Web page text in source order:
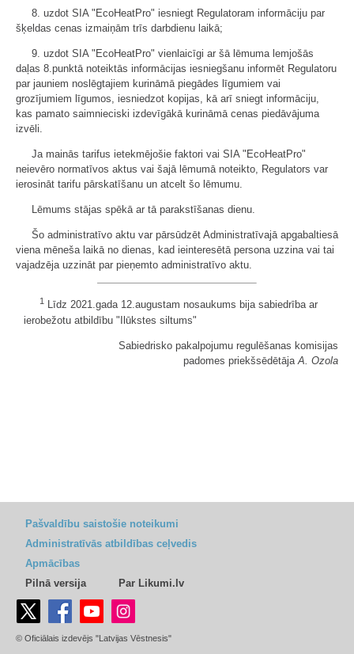
8. uzdot SIA "EcoHeatPro" iesniegt Regulatoram informāciju par
šķeldas cenas izmaiņām trīs darbdienu laikā;
9. uzdot SIA "EcoHeatPro" vienlaicīgi ar šā lēmuma lemjošās
daļas 8.punktā noteiktās informācijas iesniegšanu informēt Regulatoru
par jauniem noslēgtajiem kurināmā piegādes līgumiem vai
grozījumiem līgumos, iesniedzot kopijas, kā arī sniegt informāciju,
kas pamato saimnieciski izdevīgākā kurināmā cenas piedāvājuma
izvēli.
Ja mainās tarifus ietekmējošie faktori vai SIA "EcoHeatPro"
neievēro normatīvos aktus vai šajā lēmumā noteikto, Regulators var
ierosināt tarifu pārskatīšanu un atcelt šo lēmumu.
Lēmums stājas spēkā ar tā parakstīšanas dienu.
Šo administratīvo aktu var pārsūdzēt Administratīvajā apgabaltiesā
viena mēneša laikā no dienas, kad ieinteresētā persona uzzina vai tai
vajadzēja uzzināt par pieņemto administratīvo aktu.
1
Līdz 2021.gada 12.augustam nosaukums bija sabiedrība ar
ierobežotu atbildību "Ilūkstes siltums"
Sabiedrisko pakalpojumu regulēšanas komisijas
padomes priekšsēdētāja A. Ozola
Pašvaldību saistošie noteikumi
Administratīvās atbildības ceļvedis
Apmācības
Pilnā versija
Par Likumi.lv
© Oficiālais izdevējs "Latvijas Vēstnesis"